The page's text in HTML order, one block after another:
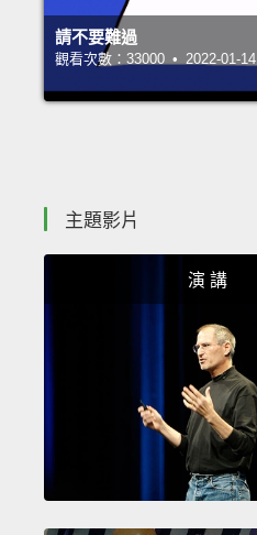
請不要難過
觀看次數：33000 • 2022-01-14
主題影片
演 講